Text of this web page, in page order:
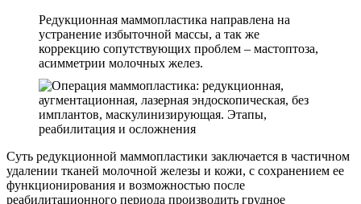
Редукционная маммопластика направлена на
устранение избыточной массы, а так же
коррекцию сопутствующих проблем – мастоптоза,
асимметрии молочных желез.
Суть редукционной маммопластики заключается в частичном
удалении тканей молочной железы и кожи, с сохранением ее
функционирования и возможностью после
реабилитационного периода производить грудное